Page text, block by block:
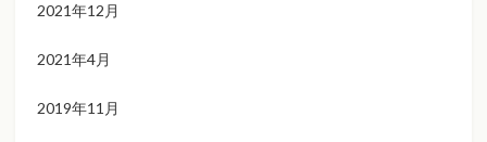
2021年12月
2021年4月
2019年11月